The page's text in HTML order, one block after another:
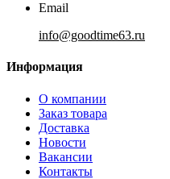
Email
info@goodtime63.ru
Информация
О компании
Заказ товара
Доставка
Новости
Вакансии
Контакты